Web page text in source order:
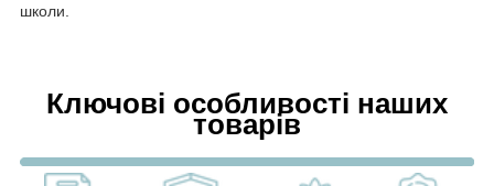
школи.
Ключові особливості наших
товарів